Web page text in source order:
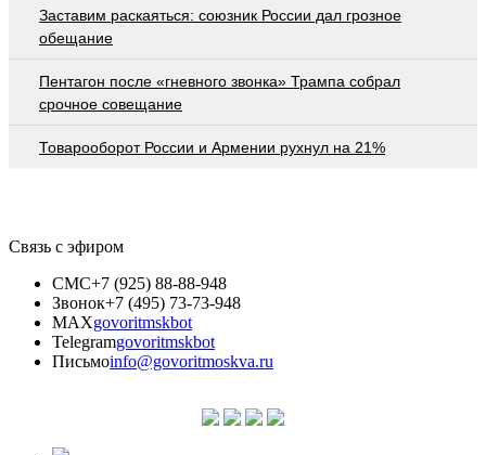
Заставим раскаяться: союзник России дал грозное
обещание
Пентагон после «гневного звонка» Трампа собрал
срочное совещание
Товарооборот России и Армении рухнул на 21%
Связь с эфиром
СМС+7 (925) 88-88-948
Звонок+7 (495) 73-73-948
MAXgovoritmskbot
Telegramgovoritmskbot
Письмоinfo@govoritmoskva.ru